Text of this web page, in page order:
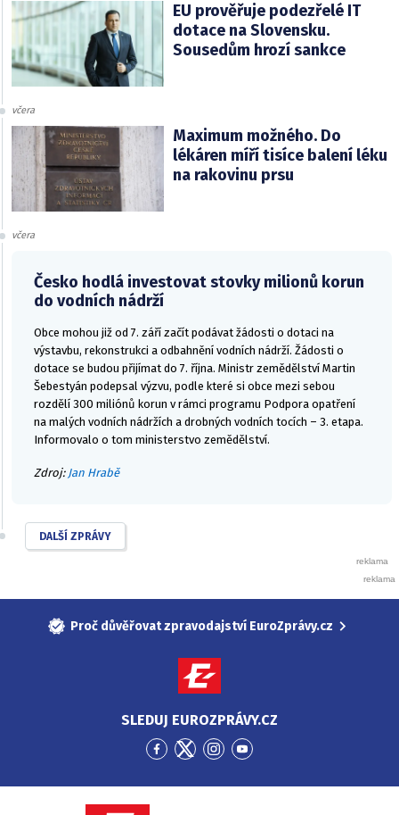
EU prověřuje podezřelé IT
dotace na Slovensku.
Sousedům hrozí sankce
včera
Maximum možného. Do
lékáren míří tisíce balení léku
na rakovinu prsu
včera
Česko hodlá investovat stovky milionů korun
do vodních nádrží
Obce mohou již od 7. září začít podávat žádosti o dotaci na
výstavbu, rekonstrukci a odbahnění vodních nádrží. Žádosti o
dotace se budou přijímat do 7. října. Ministr zemědělství Martin
Šebestyán podepsal výzvu, podle které si obce mezi sebou
rozdělí 300 miliónů korun v rámci programu Podpora opatření
na malých vodních nádržích a drobných vodních tocích – 3. etapa.
Informovalo o tom ministerstvo zemědělství.
Zdroj: Jan Hrabě
DALŠÍ ZPRÁVY
Proč důvěřovat zpravodajství EuroZprávy.cz
SLEDUJ EUROZPRÁVY.CZ
Přejít
Facebook
Přejít
Twitter
Přejít
Instagram
Přejít
YouTube